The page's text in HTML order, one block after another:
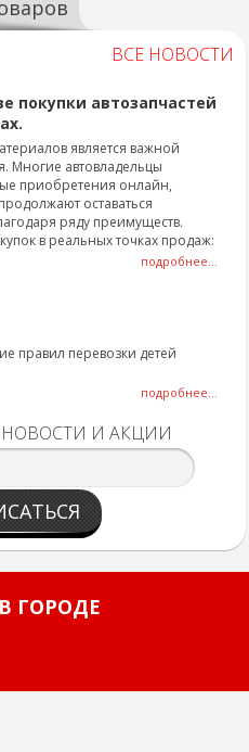
ВСЕ НОВОСТИ
покупки автозапчастей
является важной
Многие автовладельцы
приобретения онлайн,
оставаться
ряду преимуществ.
в реальных точках продаж:
подробнее...
правил перевозки детей
подробнее...
И АКЦИИ
ГОРОДЕ